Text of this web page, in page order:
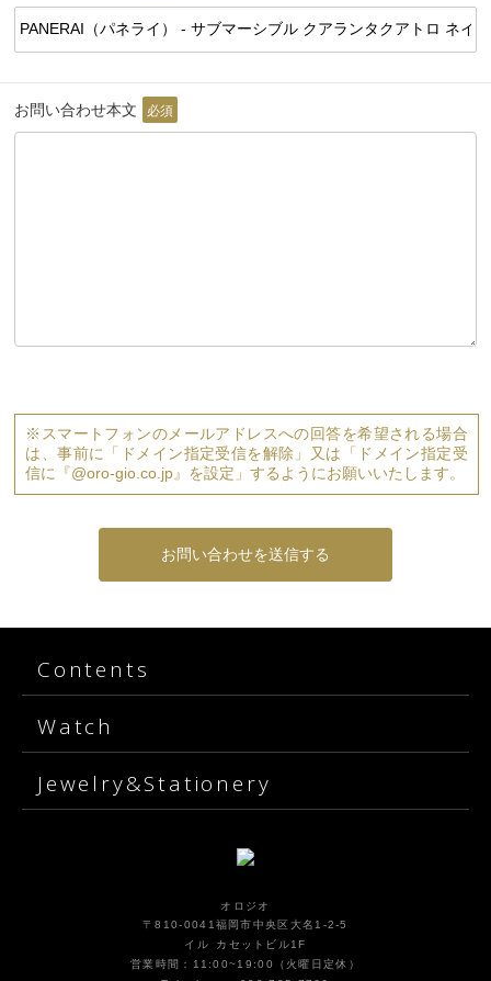
お問い合わせ本文 必須
※スマートフォンのメールアドレスへの回答を希望される場合
は、事前に「ドメイン指定受信を解除」又は「ドメイン指定受
信に『@oro-gio.co.jp』を設定」するようにお願いいたします。
Contents
Watch
Jewelry&Stationery
オロジオ
〒810-0041福岡市中央区大名1-2-5
イル カセットビル1F
営業時間：11:00~19:00（火曜日定休）